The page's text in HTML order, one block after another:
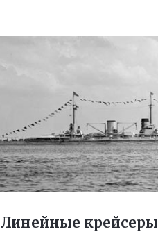
Линейные крейсеры